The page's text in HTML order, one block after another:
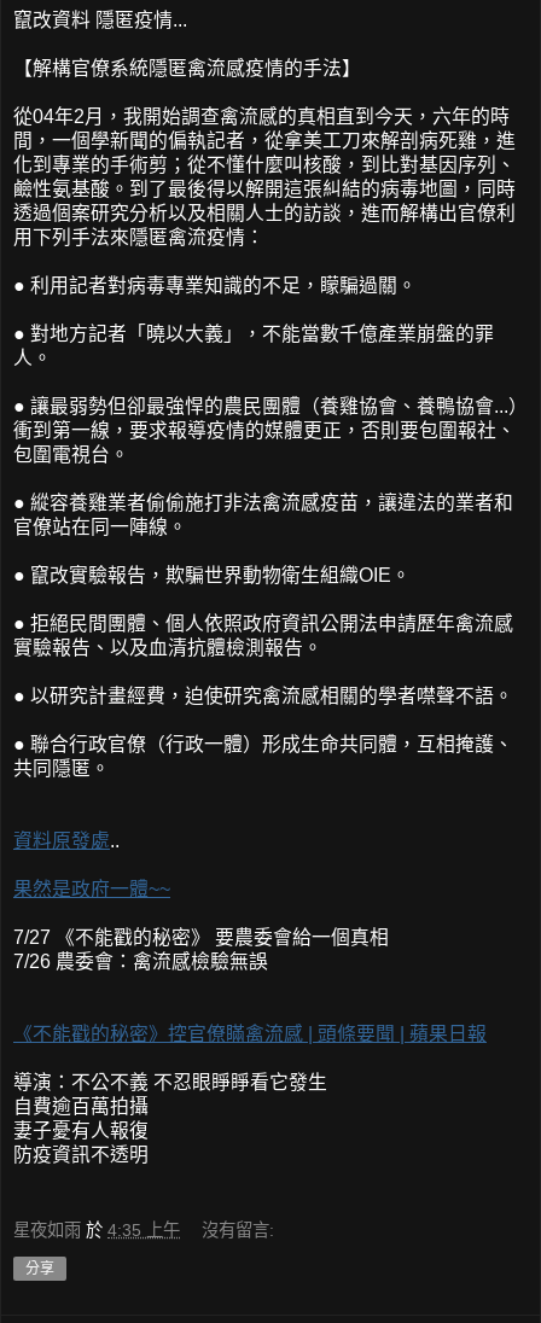
竄改資料 隱匿疫情...
【解構官僚系統隱匿禽流感疫情的手法】
從04年2月，我開始調查禽流感的真相直到今天，六年的時
間，一個學新聞的偏執記者，從拿美工刀來解剖病死雞，進
化到專業的手術剪；從不懂什麼叫核酸，到比對基因序列、
鹼性氨基酸。到了最後得以解開這張糾結的病毒地圖，同時
透過個案研究分析以及相關人士的訪談，進而解構出官僚利
用下列手法來隱匿禽流疫情：
● 利用記者對病毒專業知識的不足，矇騙過關。
● 對地方記者「曉以大義」，不能當數千億產業崩盤的罪
人。
● 讓最弱勢但卻最強悍的農民團體（養雞協會、養鴨協會...）
衝到第一線，要求報導疫情的媒體更正，否則要包圍報社、
包圍電視台。
● 縱容養雞業者偷偷施打非法禽流感疫苗，讓違法的業者和
官僚站在同一陣線。
● 竄改實驗報告，欺騙世界動物衛生組織OIE。
● 拒絕民間團體、個人依照政府資訊公開法申請歷年禽流感
實驗報告、以及血清抗體檢測報告。
● 以研究計畫經費，迫使研究禽流感相關的學者噤聲不語。
● 聯合行政官僚（行政一體）形成生命共同體，互相掩護、
共同隱匿。
資料原發處..
果然是政府一體~~
7/27 《不能戳的秘密》 要農委會給一個真相
7/26 農委會：禽流感檢驗無誤
《不能戳的秘密》控官僚瞞禽流感 | 頭條要聞 | 蘋果日報
導演：不公不義 不忍眼睜睜看它發生
自費逾百萬拍攝
妻子憂有人報復
防疫資訊不透明
星夜如雨 於 4:35 上午 沒有留言:
分享